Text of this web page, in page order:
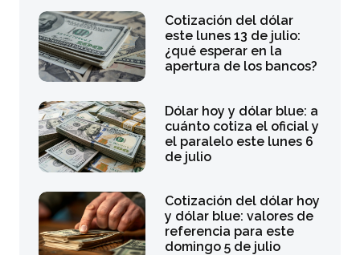
Cotización del dólar
este lunes 13 de julio:
¿qué esperar en la
apertura de los bancos?
Dólar hoy y dólar blue: a
cuánto cotiza el oficial y
el paralelo este lunes 6
de julio
Cotización del dólar hoy
y dólar blue: valores de
referencia para este
domingo 5 de julio